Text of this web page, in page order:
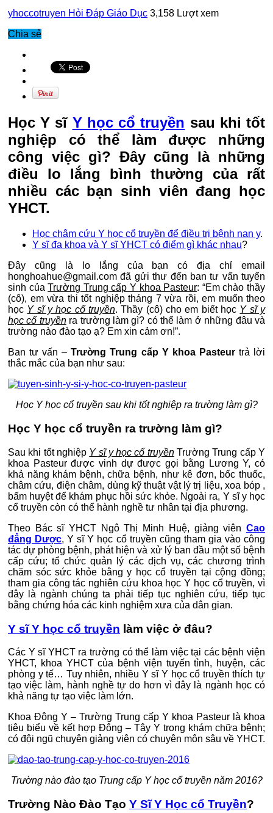
yhoccotruyen Hỏi Đáp Giáo Dục 3,158 Lượt xem
Chia sẻ
Học Y sĩ Y học cổ truyền sau khi tốt
nghiệp có thể làm được những
công việc gì? Đây cũng là những
điều lo lắng bình thường của rất
nhiều các bạn sinh viên đang học
YHCT.
Học châm cứu Y học cổ truyền để điều trị bệnh nan y.
Y sĩ đa khoa và Y sĩ YHCT có điểm gì khác nhau?
Đây cũng là lo lắng của bạn có địa chỉ email
honghoahue@gmail.com đã gửi thư đến ban tư vấn tuyển
sinh củaTrường Trung cấp Y khoa Pasteur: “Em chào thầy
(cô), em vừa thi tốt nghiệp tháng 7 vừa rồi, em muốn theo
học Y sĩ y học cổ truyền. Thầy (cô) cho em biết học Y sĩ y
học cổ truyềnra trường làm gì? có thể làm ở những đâu và
trường nào đào tạo ạ? Em xin cảm ơn!”.
Ban tư vấn –Trường Trung cấp Y khoa Pasteurtrả lời
thắc mắc của bạn như sau:
Học Y học cổ truyền sau khi tốt nghiệp ra trường làm gì?
Học Y học cổ truyền ra trường làm gì?
Sau khi tốt nghiệp Y sĩ y học cổ truyềnTrường Trung cấp Y
khoa Pasteur được vinh dự được gọi bằng Lương Y, có
khả năng khám bệnh, chữa bệnh, như kê đơn, bốc thuốc,
châm cứu, điện châm, dùng kỹ thuật vật lý trị liệu, xoa bóp ,
bấm huyệt để khám phục hồi sức khỏe. Ngoài ra, Y sĩ y học
cổ truyền còn có thể hành nghề tư nhân tại địa phương.
Theo Bác sĩ YHCT Ngô Thị Minh Huệ, giảng viên Cao
đẳng Dược, Y sĩ Y học cổ truyền cũng tham gia vào công
tác dự phòng bệnh, phát hiện và xử lý ban đầu một số bệnh
cấp cứu; tổ chức quản lý các dịch vụ, các chương trình
chăm sóc sức khỏe bằng y học cổ truyền tại cộng đồng;
tham gia công tác nghiên cứu khoa học Y học cổ truyền, vì
đây là ngành chúng ta phải tiếp tục nghiên cứu, tiếp tục
bằng chứng hóa các kinh nghiệm xưa của dân gian.
Y sĩ Y học cổ truyền làm việc ở đâu?
Các Y sĩ YHCT ra trường có thể làm việc tại các bệnh viện
YHCT, khoa YHCT của bệnh viện tuyến tỉnh, huyện, các
phòng y tế… Tuy nhiên, nhiều Y sĩ Y học cổ truyền thích tự
tạo việc làm, hành nghề tự do hơn vì đây là ngành học có
khả năng tự tạo việc làm lớn.
Khoa Đông Y – Trường Trung cấp Y khoa Pasteur là khoa
tiêu biểu về kết hợp Đông – Tây Y trong khám chữa bệnh;
có đội ngũ chuyên giảng viên có chuyên môn sâu về YHCT.
Trường nào đào tạo Trung cấp Y học cổ truyền năm 2016?
Trường Nào Đào Tạo Y Sĩ Y Học cổ Truyền?